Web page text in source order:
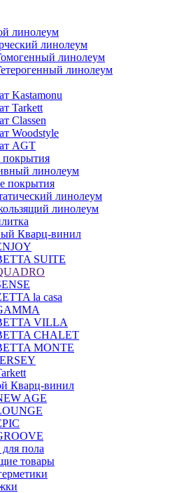
линолеум
линолеум
линолеум
линолеум
Kastamonu
Tarkett
Classen
Woodstyle
AGT
линолеум
покрытия
линолеум
линолеум
Кварц-винил
SUITE
la casa
VILLA
CHALET
MONTE
Кварц-винил
AGE
пола
товары